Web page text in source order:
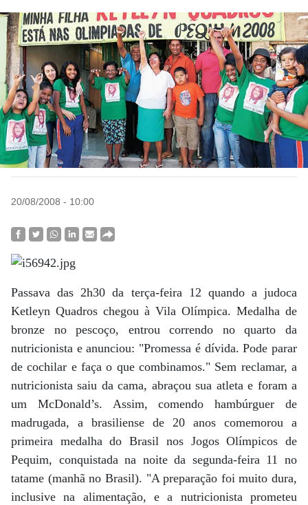
20/08/2008 - 10:00
Passava das 2h30 da terça-feira 12 quando a judoca
Ketleyn Quadros chegou à Vila Olímpica. Medalha de
bronze no pescoço, entrou correndo no quarto da
nutricionista e anunciou: "Promessa é dívida. Pode parar
de cochilar e faça o que combinamos." Sem reclamar, a
nutricionista saiu da cama, abraçou sua atleta e foram a
um McDonald’s. Assim, comendo hambúrguer de
madrugada, a brasiliense de 20 anos comemorou a
primeira medalha do Brasil nos Jogos Olímpicos de
Pequim, conquistada na noite da segunda-feira 11 no
tatame (manhã no Brasil). "A preparação foi muito dura,
inclusive na alimentação, e a nutricionista prometeu